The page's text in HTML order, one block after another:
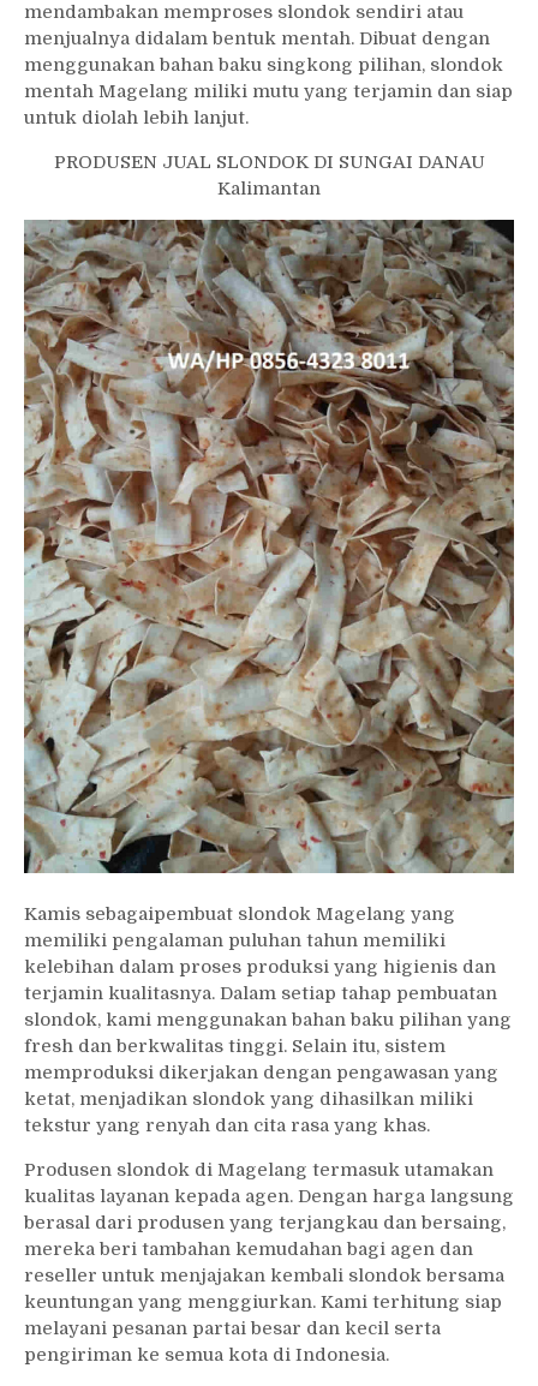
mendambakan memproses slondok sendiri atau
menjualnya didalam bentuk mentah. Dibuat dengan
menggunakan bahan baku singkong pilihan, slondok
mentah Magelang miliki mutu yang terjamin dan siap
untuk diolah lebih lanjut.
PRODUSEN JUAL SLONDOK DI SUNGAI DANAU
Kalimantan
Kamis sebagaipembuat slondok Magelang yang
memiliki pengalaman puluhan tahun memiliki
kelebihan dalam proses produksi yang higienis dan
terjamin kualitasnya. Dalam setiap tahap pembuatan
slondok, kami menggunakan bahan baku pilihan yang
fresh dan berkwalitas tinggi. Selain itu, sistem
memproduksi dikerjakan dengan pengawasan yang
ketat, menjadikan slondok yang dihasilkan miliki
tekstur yang renyah dan cita rasa yang khas.
Produsen slondok di Magelang termasuk utamakan
kualitas layanan kepada agen. Dengan harga langsung
berasal dari produsen yang terjangkau dan bersaing,
mereka beri tambahan kemudahan bagi agen dan
reseller untuk menjajakan kembali slondok bersama
keuntungan yang menggiurkan. Kami terhitung siap
melayani pesanan partai besar dan kecil serta
pengiriman ke semua kota di Indonesia.